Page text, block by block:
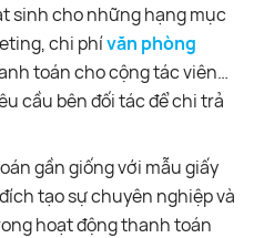
sinh cho những hạng mục
chi phívăn phòng
toán cho cộng tác viên…
cầu bên đối tác để chi trả
gần giống với mẫu giấy
tạo sự chuyên nghiệp và
hoạt động thanh toán